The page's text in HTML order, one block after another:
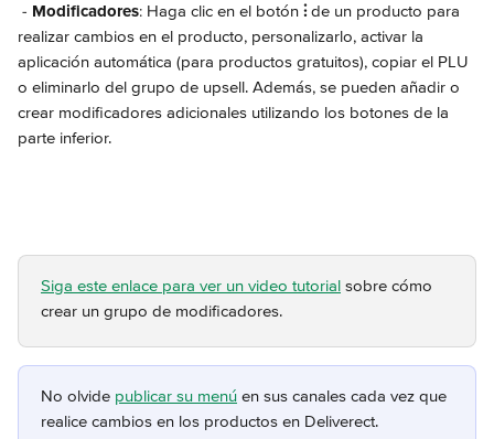
- Modificadores: Haga clic en el botón ⫶ de un producto para
realizar cambios en el producto, personalizarlo, activar la
aplicación automática (para productos gratuitos), copiar el PLU
o eliminarlo del grupo de upsell. Además, se pueden añadir o
crear modificadores adicionales utilizando los botones de la
parte inferior.
Siga este enlace para ver un video tutorial sobre cómo
crear un grupo de modificadores.
No olvide publicar su menú en sus canales cada vez que
realice cambios en los productos en Deliverect.